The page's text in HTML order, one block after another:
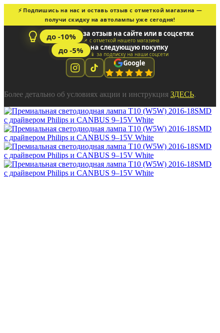
⚡ Подпишись на нас и оставь отзыв с отметкой магазина —
получи скидку на автолампы уже сегодня!
до -10% за отзыв на сайте или в соцсетях
📌 с отметкой нашего магазина
до -5% на следующую покупку
📱 за подписку на наши соцсети
Google
Более детально об условиях акции и инструкция ЗДЕСЬ.